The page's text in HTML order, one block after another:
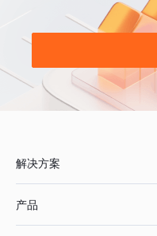
解决方案
产品